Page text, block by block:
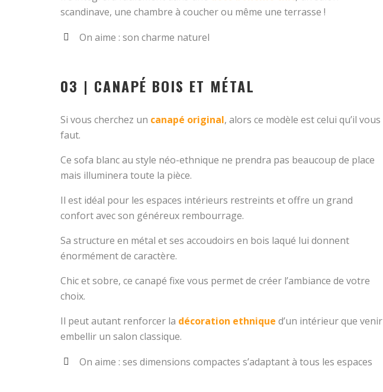
scandinave, une chambre à coucher ou même une terrasse !
On aime : son charme naturel
03 | CANAPÉ BOIS ET MÉTAL
Si vous cherchez un canapé original, alors ce modèle est celui qu’il vous
faut.
Ce sofa blanc au style néo-ethnique ne prendra pas beaucoup de place
mais illuminera toute la pièce.
Il est idéal pour les espaces intérieurs restreints et offre un grand
confort avec son généreux rembourrage.
Sa structure en métal et ses accoudoirs en bois laqué lui donnent
énormément de caractère.
Chic et sobre, ce canapé fixe vous permet de créer l’ambiance de votre
choix.
Il peut autant renforcer la décoration ethnique d’un intérieur que venir
embellir un salon classique.
On aime : ses dimensions compactes s’adaptant à tous les espaces